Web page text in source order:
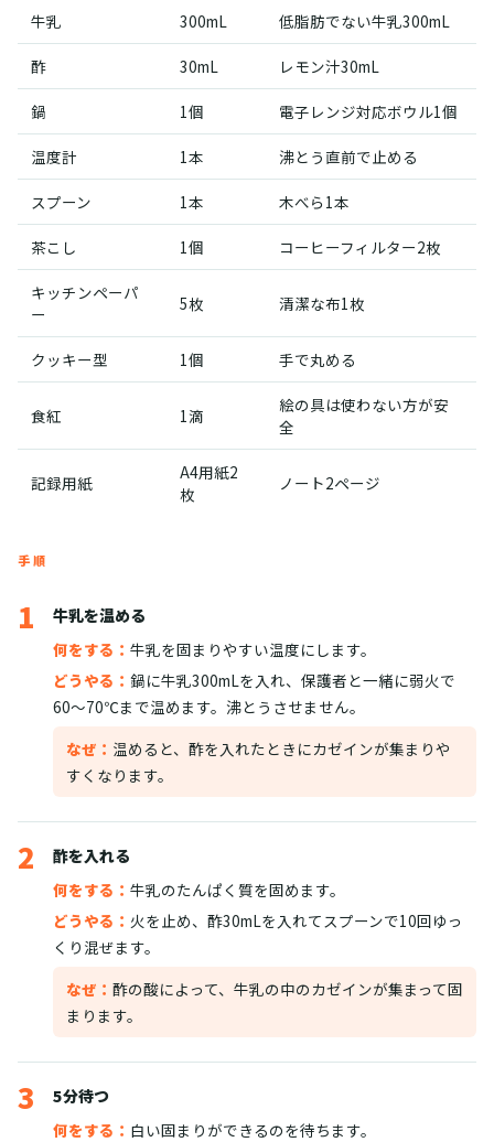
牛乳 300mL 低脂肪でない牛乳300mL
酢 30mL レモン汁30mL
鍋 1個 電子レンジ対応ボウル1個
温度計 1本 沸とう直前で止める
スプーン 1本 木べら1本
茶こし 1個 コーヒーフィルター2枚
キッチンペーパ
ー
5枚 清潔な布1枚
クッキー型 1個 手で丸める
食紅 1滴
絵の具は使わない方が安
全
記録用紙
A4用紙2
枚
ノート2ページ
手順
1
牛乳を温める
何をする： 牛乳を固まりやすい温度にします。
どうやる： 鍋に牛乳300mLを入れ、保護者と一緒に弱火で
60〜70℃まで温めます。沸とうさせません。
なぜ： 温めると、酢を入れたときにカゼインが集まりや
すくなります。
2
酢を入れる
何をする： 牛乳のたんぱく質を固めます。
どうやる： 火を止め、酢30mLを入れてスプーンで10回ゆっ
くり混ぜます。
なぜ： 酢の酸によって、牛乳の中のカゼインが集まって固
まります。
3
5分待つ
何をする： 白い固まりができるのを待ちます。